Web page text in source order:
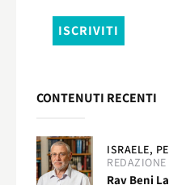
CONTENUTI RECENTI
ISRAELE,
REDAZIONE
Rav Beni